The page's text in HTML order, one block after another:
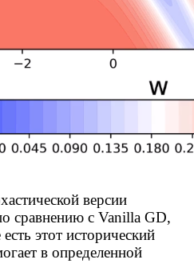
версии
сравнению с Vanilla GD,
этот исторический
в определенной